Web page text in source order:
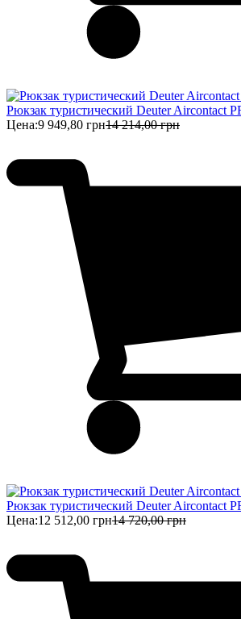
Рюкзак туристический Deuter Aircontact
Цена:9 949,80 грн14 214,00 грн
Рюкзак туристический Deuter Aircontact
Цена:12 512,00 грн14 720,00 грн